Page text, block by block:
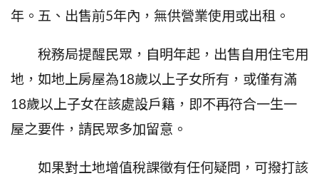
年。五、出售前5年內，無供營業使用或出租。
稅務局提醒民眾，自明年起，出售自用住宅用
地，如地上房屋為18歲以上子女所有，或僅有滿
18歲以上子女在該處設戶籍，即不再符合一生一
屋之要件，請民眾多加留意。
如果對土地增值稅課徵有任何疑問，可撥打該